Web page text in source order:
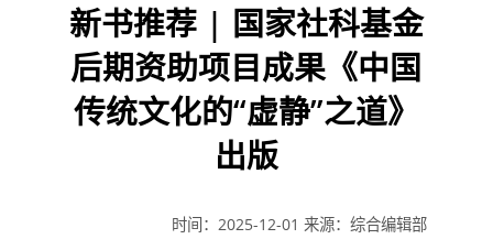
新书推荐 | 国家社科基金
后期资助项目成果《中国
传统文化的“虚静”之道》
出版
时间：2025-12-01 来源：综合编辑部